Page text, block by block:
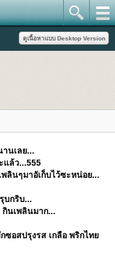
นเลย...
แล้ว...555
ลินๆมาอัเก็บไว้ซะหน่อย...
บกริบ...
กินเพลินมาก...
ซอสปรุงรส เกลือ พริกไท